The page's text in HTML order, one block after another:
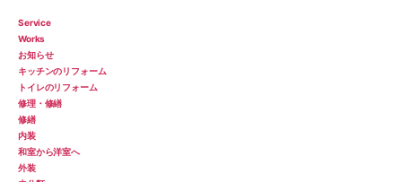
Service
Works
お知らせ
キッチンのリフォーム
トイレのリフォーム
修理・修繕
修繕
内装
和室から洋室へ
外装